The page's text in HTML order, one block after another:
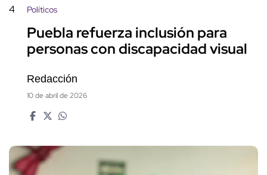
4 Políticos
Puebla refuerza inclusión para
personas con discapacidad visual
Redacción
10 de abril de 2026